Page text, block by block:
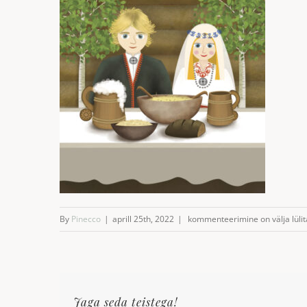
By Pinecco | aprill 25th, 2022 | pulmad
kommenteerimine on välja
Jaga seda teistega!